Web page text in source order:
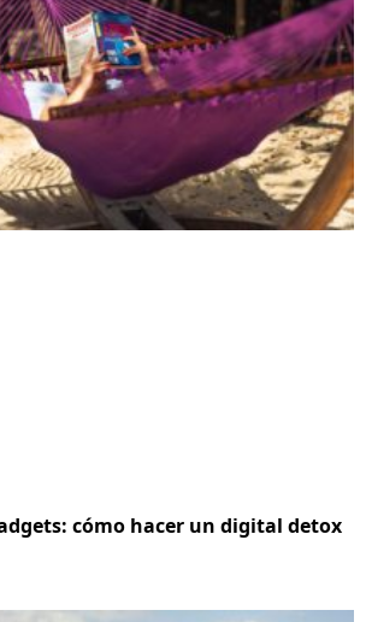
cómo hacer un digital detox